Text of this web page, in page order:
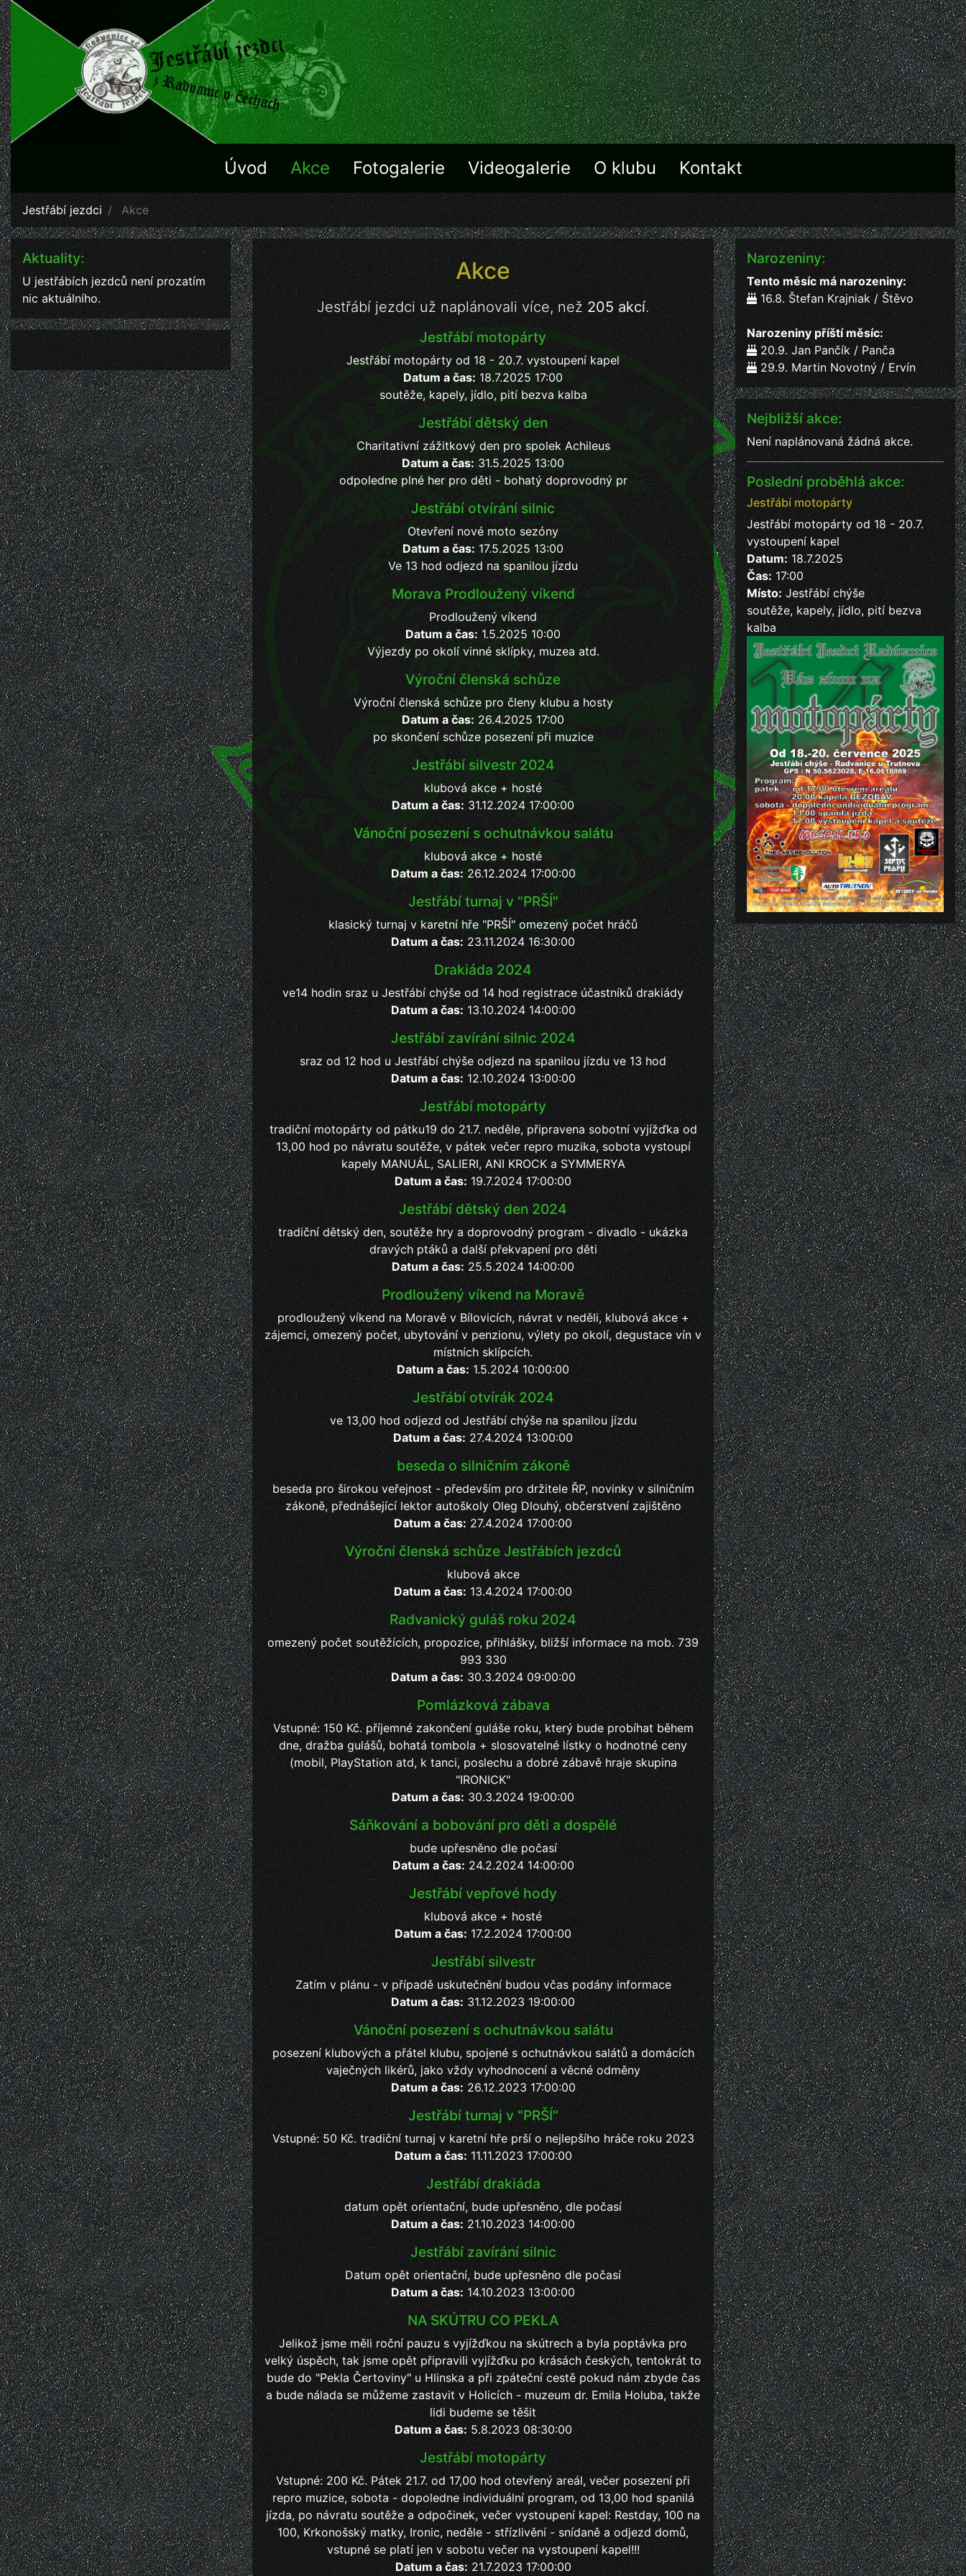
Úvod Akce Fotogalerie Videogalerie O klubu Kontakt
Jestřábí jezdci Akce
Aktuality:
U jestřábích jezdců není prozatím
nic aktuálního.
Akce
Jestřábí jezdci už naplánovali více, než205 akcí.
Jestřábí motopárty
Jestřábí motopárty od 18 - 20.7. vystoupení kapel
Datum a čas:18.7.2025 17:00
soutěže, kapely, jídlo, pití bezva kalba
Jestřábí dětský den
Charitativní zážitkový den pro spolek Achileus
Datum a čas: 31.5.2025 13:00
odpoledne plné her pro děti - bohatý doprovodný pr
Jestřábí otvírání silnic
Otevření nové moto sezóny
Datum a čas:17.5.2025 13:00
Ve 13 hod odjezd na spanilou jízdu
Morava Prodloužený víkend
Prodloužený víkend
Datum a čas: 1.5.2025 10:00
Výjezdy po okolí vinné sklípky, muzea atd.
Výroční členská schůze
Výroční členská schůze pro členy klubu a hosty
Datum a čas: 26.4.2025 17:00
po skončení schůze posezení při muzice
Jestřábí silvestr 2024
klubová akce + hosté
Datum a čas: 31.12.2024 17:00:00
Vánoční posezení s ochutnávkou salátu
klubová akce + hosté
Datum a čas: 26.12.2024 17:00:00
Jestřábí turnaj v "PRŠÍ"
klasický turnaj v karetní hře "PRŠÍ" omezený počet hráčů
Datum a čas: 23.11.2024 16:30:00
Drakiáda 2024
ve14 hodin sraz u Jestřábí chýše od 14 hod registrace účastníků drakiády
Datum a čas: 13.10.2024 14:00:00
Jestřábí zavírání silnic 2024
sraz od 12 hod u Jestřábí chýše odjezd na spanilou jízdu ve 13 hod
Datum a čas: 12.10.2024 13:00:00
Jestřábí motopárty
tradiční motopárty od pátku19 do 21.7. neděle, připravena sobotní vyjížďka od
13,00 hod po návratu soutěže, v pátek večer repro muzika, sobota vystoupí
kapely MANUÁL, SALIERI, ANI KROCK a SYMMERYA
Datum a čas: 19.7.2024 17:00:00
Jestřábí dětský den 2024
tradiční dětský den, soutěže hry a doprovodný program - divadlo - ukázka
dravých ptáků a další překvapení pro děti
Datum a čas: 25.5.2024 14:00:00
Prodloužený víkend na Moravě
prodloužený víkend na Moravě v Bílovicích, návrat v neděli, klubová akce +
zájemci, omezený počet, ubytování v penzionu, výlety po okolí, degustace vín v
místních sklípcích.
Datum a čas: 1.5.2024 10:00:00
Jestřábí otvírák 2024
ve 13,00 hod odjezd od Jestřábí chýše na spanilou jízdu
Datum a čas:27.4.2024 13:00:00
beseda o silničním zákoně
beseda pro širokou veřejnost - především pro držitele ŘP, novinky v silničním
zákoně, přednášející lektor autoškoly Oleg Dlouhý, občerstvení zajištěno
Datum a čas: 27.4.2024 17:00:00
Výroční členská schůze Jestřábích jezdců
klubová akce
Datum a čas:13.4.2024 17:00:00
Radvanický guláš roku 2024
omezený počet soutěžících, propozice, přihlášky, bližší informace na mob. 739
993 330
Datum a čas: 30.3.2024 09:00:00
Pomlázková zábava
Vstupné: 150 Kč. příjemné zakončení guláše roku, který bude probíhat během
dne, dražba gulášů, bohatá tombola + slosovatelné lístky o hodnotné ceny
(mobil, PlayStation atd, k tanci, poslechu a dobré zábavě hraje skupina
"IRONICK"
Datum a čas: 30.3.2024 19:00:00
Sáňkování a bobování pro děti a dospělé
bude upřesněno dle počasí
Datum a čas: 24.2.2024 14:00:00
Jestřábí vepřové hody
klubová akce + hosté
Datum a čas: 17.2.2024 17:00:00
Jestřábí silvestr
Zatím v plánu - v případě uskutečnění budou včas podány informace
Datum a čas: 31.12.2023 19:00:00
Vánoční posezení s ochutnávkou salátu
posezení klubových a přátel klubu, spojené s ochutnávkou salátů a domácích
vaječných likérů, jako vždy vyhodnocení a věcné odměny
Datum a čas: 26.12.2023 17:00:00
Jestřábí turnaj v "PRŠÍ"
Vstupné: 50 Kč. tradiční turnaj v karetní hře prší o nejlepšího hráče roku 2023
Datum a čas: 11.11.2023 17:00:00
Jestřábí drakiáda
datum opět orientační, bude upřesněno, dle počasí
Datum a čas: 21.10.2023 14:00:00
Jestřábí zavírání silnic
Datum opět orientační, bude upřesněno dle počasí
Datum a čas:14.10.2023 13:00:00
NA SKÚTRU CO PEKLA
Jelikož jsme měli roční pauzu s vyjížďkou na skútrech a byla poptávka pro
velký úspěch, tak jsme opět připravili vyjížďku po krásách českých, tentokrát to
bude do "Pekla Čertoviny" u Hlinska a při zpáteční cestě pokud nám zbyde čas
a bude nálada se můžeme zastavit v Holicích - muzeum dr. Emila Holuba, takže
lidi budeme se těšit
Datum a čas: 5.8.2023 08:30:00
Jestřábí motopárty
Vstupné: 200 Kč. Pátek 21.7. od 17,00 hod otevřený areál, večer posezení při
repro muzice, sobota - dopoledne individuální program, od 13,00 hod spanilá
jízda, po návratu soutěže a odpočinek, večer vystoupení kapel: Restday, 100 na
100, Krkonošský matky, Ironic, neděle - střízlivění - snídaně a odjezd domů,
vstupné se platí jen v sobotu večer na vystoupení kapel!!!
Datum a čas: 21.7.2023 17:00:00
Narozeniny:
Tento měsíc má narozeniny:
16.8. Štefan Krajniak / Štěvo
Narozeniny příští měsíc:
20.9. Jan Pančík / Panča
29.9. Martin Novotný / Ervín
Nejbližší akce:
Není naplánovaná žádná akce.
Poslední proběhlá akce:
Jestřábí motopárty
Jestřábí motopárty od 18 - 20.7.
vystoupení kapel
Datum:18.7.2025
Čas: 17:00
Místo: Jestřábí chýše
soutěže, kapely, jídlo, pití bezva
kalba